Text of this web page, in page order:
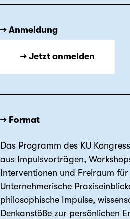
→ Anmeldung
→ Jetzt anmelden
→ Format
Das Programm des KU
aus Impulsvorträgen,
Interventionen und Freiraum
Unternehmerische
philosophische Impulse,
Denkanstöße zur persönlichen